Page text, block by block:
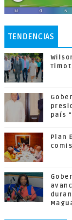
TENDENCIAS
país
Plan